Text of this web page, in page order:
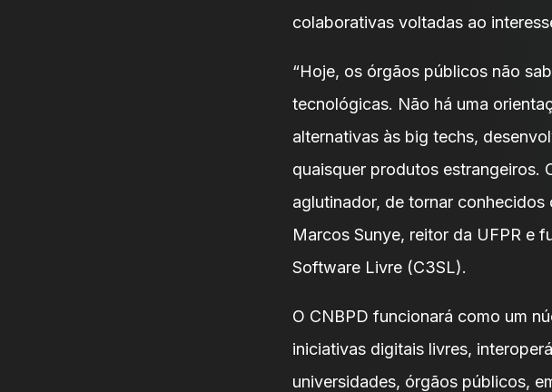
colaborativas voltadas ao
“Hoje, os órgãos públicos não
tecnológicas. Não há uma
alternativas às big techs,
quaisquer produtos estrangeiros.
aglutinador, de tornar conhecidos
Marcos Sunye, reitor da UFPR e
Software Livre (C3SL).
O CNBPD funcionará como um
iniciativas digitais livres,
universidades, órgãos públicos,